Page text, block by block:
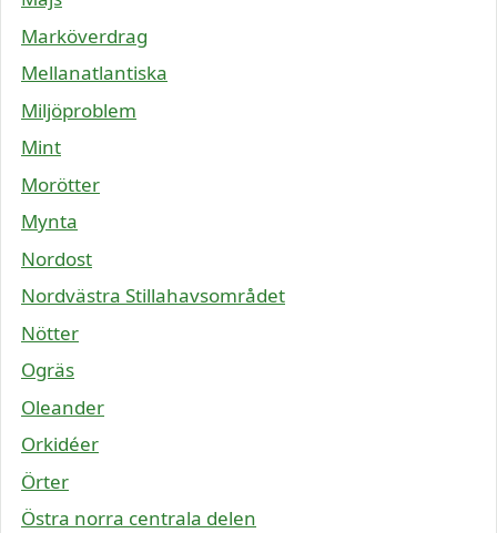
Marköverdrag
Mellanatlantiska
Miljöproblem
Mint
Morötter
Mynta
Nordost
Nordvästra Stillahavsområdet
Nötter
Ogräs
Oleander
Orkidéer
Örter
Östra norra centrala delen